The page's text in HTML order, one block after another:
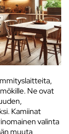
Ne ovat
Kamiinat
valinta
muuta